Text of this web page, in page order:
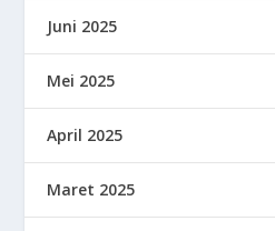
Juni 2025
Mei 2025
April 2025
Maret 2025